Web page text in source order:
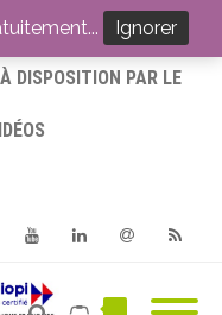
DISPOSITION PAR LE
Youtube
Ignorer